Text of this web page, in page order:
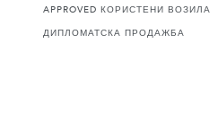
APPROVED КОРИСТЕНИ ВОЗИЛА
ДИПЛОМАТСКА ПРОДАЖБА